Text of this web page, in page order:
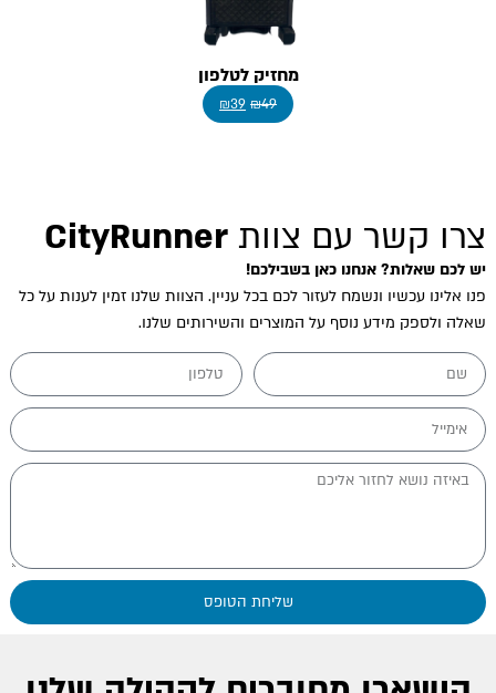
מחזיק לטלפון
₪49
₪39
צרו קשר עם צוות CityRunner
יש לכם שאלות? אנחנו כאן בשבילכם!
פנו אלינו עכשיו ונשמח לעזור לכם בכל עניין. הצוות שלנו זמין לענות על כל
שאלה ולספק מידע נוסף על המוצרים והשירותים שלנו.
שליחת הטופס